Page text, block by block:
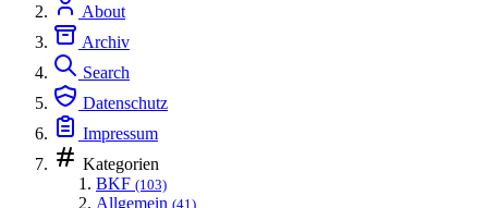
About
Archiv
Search
Datenschutz
Impressum
Kategorien
BKF (103)
Allgemein (41)